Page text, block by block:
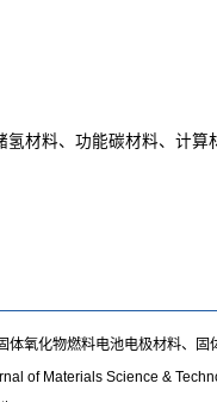
材料、功能碳材料、计算
氧化物燃料电池电极材料、
of Materials Science &